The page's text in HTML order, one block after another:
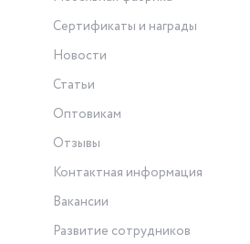
Сертификаты и награды
Новости
Статьи
Оптовикам
Отзывы
Контактная информация
Вакансии
Развитие сотрудников